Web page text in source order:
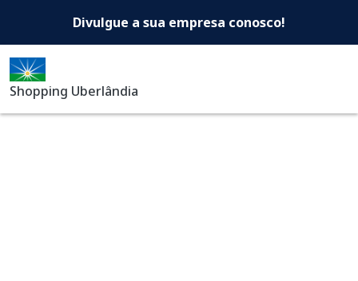
Shopping Uberlândia -
Divulgue a sua empresa conosco!
Shopping Uberlândia